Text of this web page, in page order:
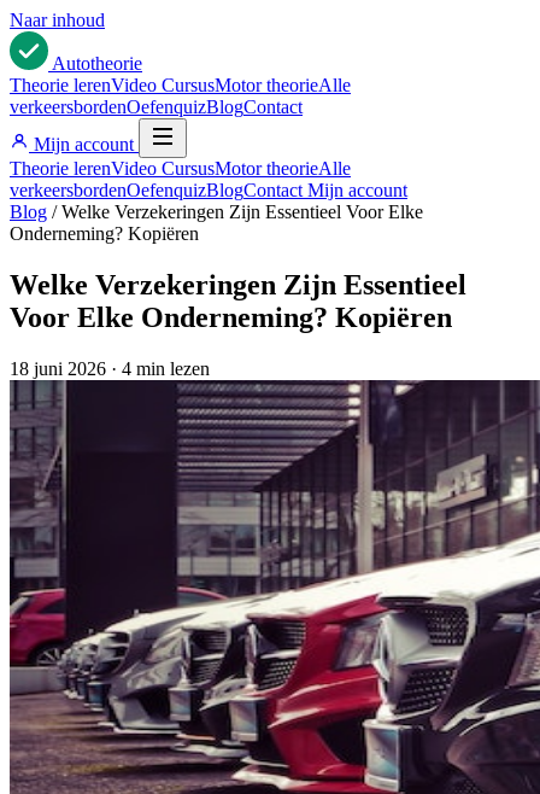
Naar inhoud
Autotheorie
Theorie lerenVideo CursusMotor theorieAlle
verkeersbordenOefenquizBlogContact
Mijn account
Theorie lerenVideo CursusMotor theorieAlle
verkeersbordenOefenquizBlogContact Mijn account
Blog / Welke Verzekeringen Zijn Essentieel Voor Elke
Onderneming? Kopiëren
Welke Verzekeringen Zijn Essentieel
Voor Elke Onderneming? Kopiëren
18 juni 2026 · 4 min lezen